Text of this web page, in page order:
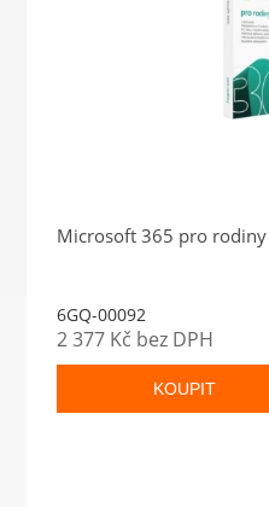
Microsoft 365 pro
6GQ-00092
2 377 Kč bez DPH
KOUPIT